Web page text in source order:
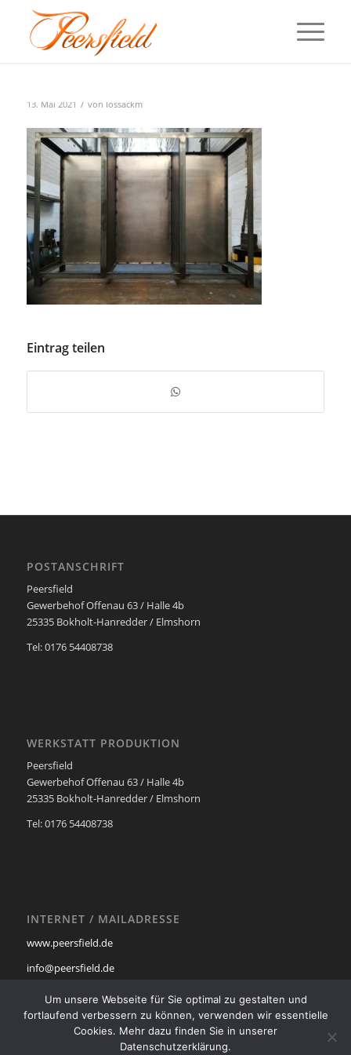
13. Mai 2021 / von lossackm
Eintrag teilen
POSTANSCHRIFT
Peersfield
Gewerbehof Offenau 63 / Halle 4b
25335 Bokholt-Hanredder / Elmshorn
Tel: 0176 54408738
WERKSTATT PRODUKTION
Peersfield
Gewerbehof Offenau 63 / Halle 4b
25335 Bokholt-Hanredder / Elmshorn
Tel: 0176 54408738
INTERNET / MAILADRESSE
www.peersfield.de
info@peersfield.de
Impressum
Datenschutzerklärung
Um unsere Webseite für Sie optimal zu gestalten und
fortlaufend verbessern zu können, verwenden wir essentielle
Cookies. Mehr dazu finden Sie in unserer
Datenschutzerklärung.